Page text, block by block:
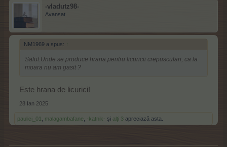
-vladutz98-
Avansat
NM1969 a spus: ↑
Salut.Unde se produce hrana pentru licuricii crepusculari, ca la
moara nu am gasit ?
Este hrana de licurici!
28 Ian 2025
paulici_01 malagambafane -katnik- și alți 3 apreciază asta.